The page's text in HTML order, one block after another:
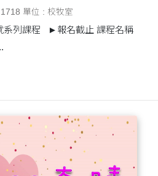
單位 : 校牧室
課程 ►報名截止 課程名稱